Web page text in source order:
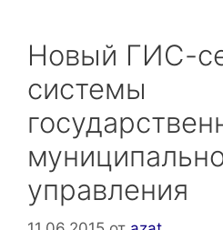
Новый ГИС-
системы
управления